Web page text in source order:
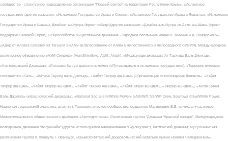
сообщество - структурное подразделение организации "Правый сектор" на территории Республики Крым», «Исламское
государство» (другие названия: «Исламское Государство Ирака и Сирии», «Исламское Государство Ирака и Леванта», «Исламское
Государство Ирака и Шама»), Джебхат ан-Нусра (Фронт победы)(другие названия: «Джабха аль-Нусра ли-Ахль аш-Шам» (Фронт
поддержки Великой Сирии), Всероссийское общественное движение «Народное ополчение имени К. Минина и Д. Пожарского»,
«Аджр от Аллаха Субхану уа Тагьаля SHAM» (Благословение от Аллаха милоственного и милосердного СИРИЯ), Международное
религиозное объединение «АУМ Синрике» (AumShinrikyo, AUM, Aleph), «Муджахеды джамаата Ат-Тавхида Валь-Джихад»,
«Чистопольский Джамаат», «Рохнамо ба суи давлати исломи» («Путеводитель в исламское государство»), «Террористическое
сообщество «Сеть», «Катиба Таухид валь-Джихад», «Хайят Тахрир аш-Шам» («Организация освобождения Леванта», «Хайят
Тахрир аш-Шам», «Хейят Тахрир аш-Шам», «Хейят Тахрир Аш-Шам», «Хайят Тахри аш-Шам», «Тахрир аш-Шам»), «Ахлю Сунна
Валь Джамаа» («Красноярский джамаат»), «National Socialism/White Power» («NS/WP, NS/WP Crew, Sparrows Crew/White Power,
Национал-социализм/Белаясила, власть»), Террористическое сообщество, созданное Мальцевым В.В. из числа участников
Межрегионального общественного движения «Артподготовка», Религиозная группа “Джамаат “Красный пахарь”, Международное
молодежное движение "Колумбайн" (другое используемое наименование "Скулшутинг"), Хатлонский джамаат, Мусульманская
религиозная группа п. Кушкуль г. Оренбург, «Крымско-татарский добровольческий батальон имени Номана Челеджихана»,